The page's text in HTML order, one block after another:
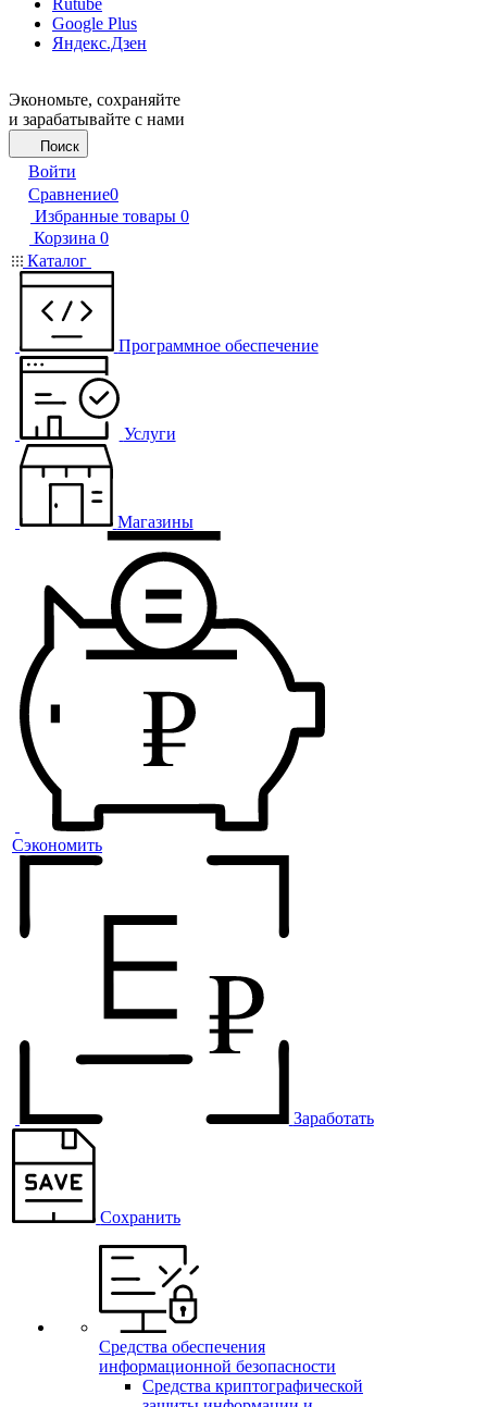
Rutube
Google Plus
Яндекс.Дзен
Экономьте, сохраняйте
и зарабатывайте с нами
Поиск
Войти
Сравнение0
Избранные товары 0
Корзина 0
Каталог
Программное обеспечение
Услуги
Магазины
Сэкономить
Заработать
Сохранить
Средства обеспечения
информационной безопасности
Средства криптографической